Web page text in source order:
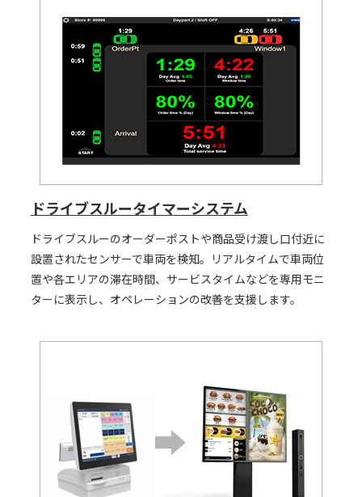
ドライブスルータイマーシステム
ドライブスルーのオーダーポストや商品受け渡し口付近に
設置されたセンサーで車両を検知。リアルタイムで車両位
置や各エリアの滞在時間、サービスタイムなどを専用モニ
ターに表示し、オペレーションの改善を支援します。